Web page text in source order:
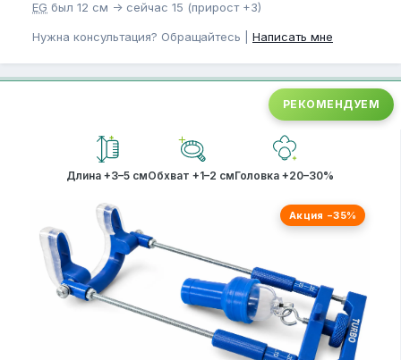
EG был 12 см -> сейчас 15 (прирост +3)
Нужна консультация? Обращайтесь | Написать мне
РЕКОМЕНДУЕМ
Длина +3–5 смОбхват +1–2 смГоловка +20–30%
Акция −35%